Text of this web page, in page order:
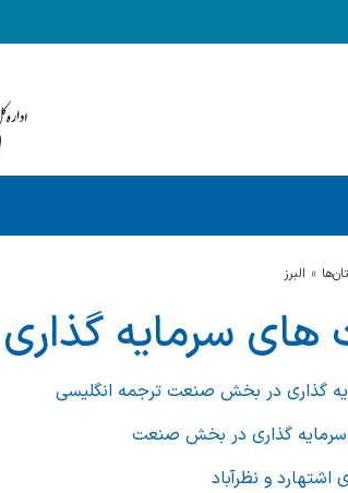
البرز
سرمایه گذاری
گذاری در بخش صنعت ترجمه انگلیسی
گذاری در بخش صنعت
اشتهارد و نظرآباد